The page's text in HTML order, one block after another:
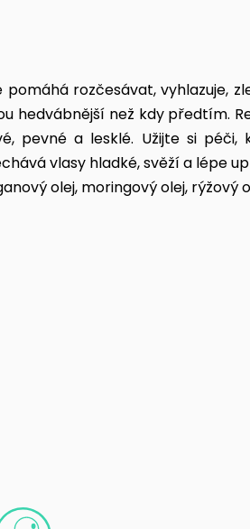
pomáhá rozčesávat, vyhlazuje,
hedvábnější než kdy předtím.
pevné a lesklé. Užijte si
vlasy hladké, svěží a lépe
olej, moringový olej, rýžový